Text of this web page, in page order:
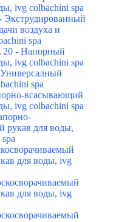
ivg colbachini spa
Экструдированный
воздуха и
spa
- Напорный
ivg colbachini spa
spa
всасывающий
ivg colbachini spa
рукав для воды,
для воды, ivg
для воды, ivg